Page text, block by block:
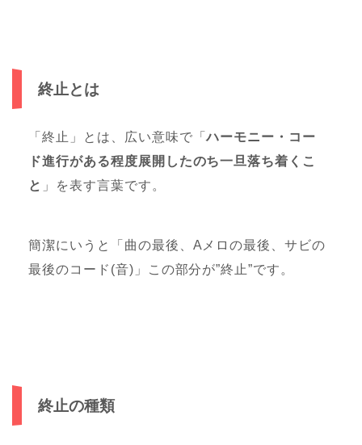
終止とは
「終止」とは、広い意味で「ハーモニー・コー
ド進行がある程度展開したのち一旦落ち着くこ
と 」を表す言葉です。
簡潔にいうと「曲の最後、Aメロの最後、サビの
最後のコード(音)」この部分が”終止”です。
終止の種類